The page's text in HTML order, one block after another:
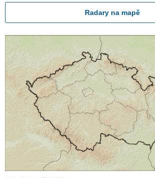
Radary na mapě